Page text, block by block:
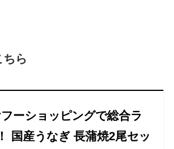
ちら
ーショッピングで総合ラ
国産うなぎ 長蒲焼2尾セッ